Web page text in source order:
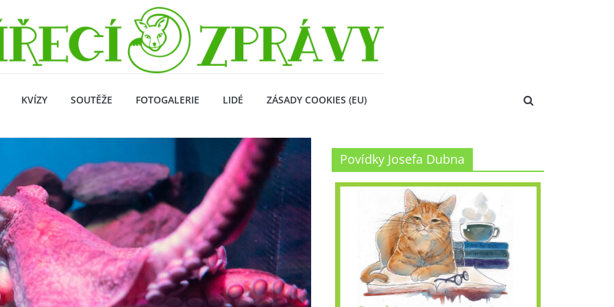
KVÍZY SOUTĚŽE FOTOGALERIE LIDÉ ZÁSADY COOKIES (EU)
Povídky Josefa Dubna